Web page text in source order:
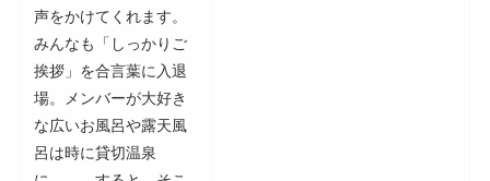
声をかけてくれます。
みんなも「しっかりご
挨拶」を合言葉に入退
場。メンバーが大好き
な広いお風呂や露天風
呂は時に貸切温泉